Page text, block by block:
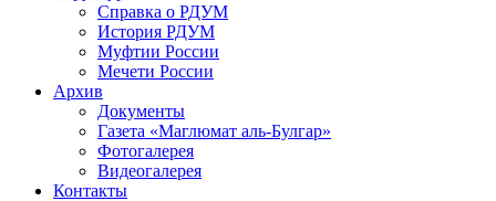
Справка о РДУМ
История РДУМ
Муфтии России
Мечети России
Архив
Документы
Газета «Маглюмат аль-Булгар»
Фотогалерея
Видеогалерея
Контакты